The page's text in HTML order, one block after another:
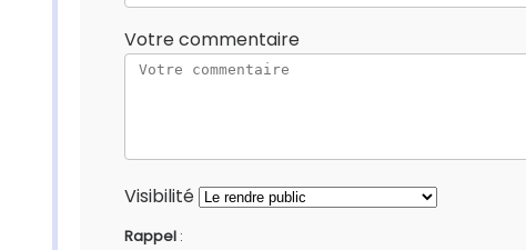
Votre commentaire
Visibilité
Rappel :